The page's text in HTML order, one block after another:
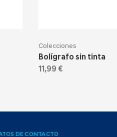
Colecciones
Bolígrafo sin tinta
11,99 €
DE CONTACTO